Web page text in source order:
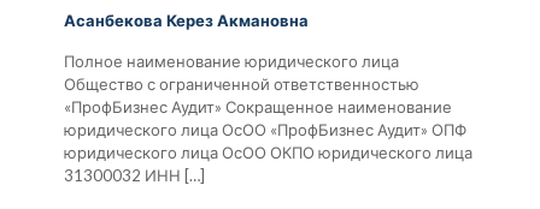
Асанбекова Керез Акмановна
Полное наименование юридического лица
Общество с ограниченной ответственностью
«ПрофБизнес Аудит» Сокращенное наименование
юридического лица ОсОО «ПрофБизнес Аудит» ОПФ
юридического лица ОсОО ОКПО юридического лица
31300032 ИНН […]